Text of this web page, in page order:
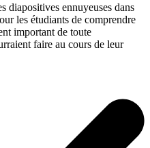
diapositives ennuyeuses dans
les étudiants de comprendre
important de toute
faire au cours de leur